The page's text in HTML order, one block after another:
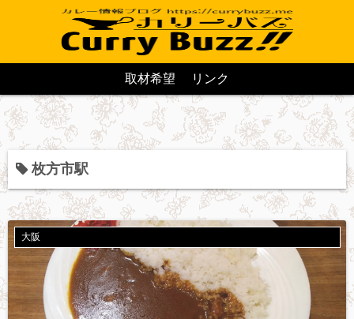
取材希望 リンク
枚方市駅
大阪